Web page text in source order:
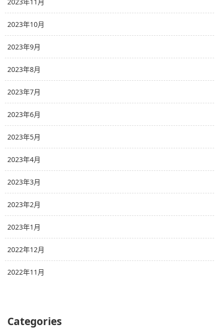
2023年10月
2023年9月
2023年8月
2023年7月
2023年6月
2023年5月
2023年4月
2023年3月
2023年2月
2023年1月
2022年12月
2022年11月
Categories